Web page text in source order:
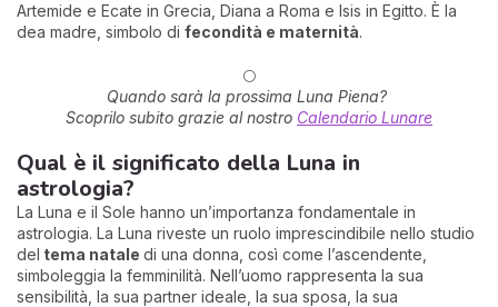
Artemide e Ecate in Grecia, Diana a Roma e Isis in Egitto. È la
dea madre, simbolo di fecondità e maternità.
🌕
Quando sarà la prossima Luna Piena?
Scoprilo subito grazie al nostro Calendario Lunare
Qual è il significato della Luna in
astrologia?
La Luna e il Sole hanno un’importanza fondamentale in
astrologia. La Luna riveste un ruolo imprescindibile nello studio
del tema natale di una donna, così come l’ascendente,
simboleggia la femminilità. Nell’uomo rappresenta la sua
sensibilità, la sua partner ideale, la sua sposa, la sua